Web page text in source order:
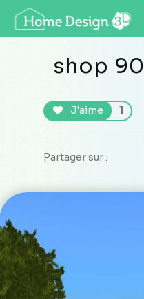
shop 90
J'aime 1
Partager sur :